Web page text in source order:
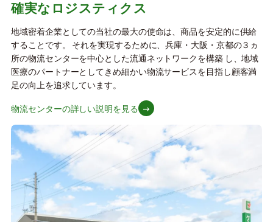
確実なロジスティクス
地域密着企業としての当社の最大の使命は、商品を安定的に供給
することです。 それを実現するために、兵庫・大阪・京都の３ヵ
所の物流センターを中心とした流通ネットワークを構築 し、地域
医療のパートナーとしてきめ細かい物流サービスを目指し顧客満
足の向上を追求しています。
物流センターの詳しい説明を見る →